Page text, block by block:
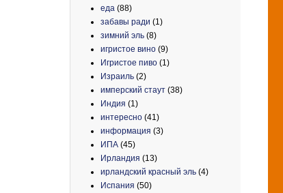
еда (88)
забавы ради (1)
зимний эль (8)
игристое вино (9)
Игристое пиво (1)
Израиль (2)
имперский стаут (38)
Индия (1)
интересно (41)
информация (3)
ИПА (45)
Ирландия (13)
ирландский красный эль (4)
Испания (50)